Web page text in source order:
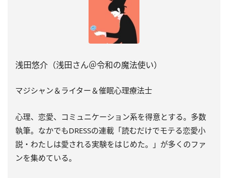
浅田悠介（浅田さん＠令和の魔法使い）
マジシャン＆ライター＆催眠心理療法士
心理、恋愛、コミュニケーション系を得意とする。多数
執筆。 なかでもDRESSの連載「読むだけでモテる恋愛小
説・ わたしは愛される実験をはじめた。」 が多くのファ
ンを集めている。